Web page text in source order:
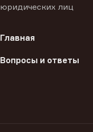
юридических лиц
Главная
Вопросы и ответы